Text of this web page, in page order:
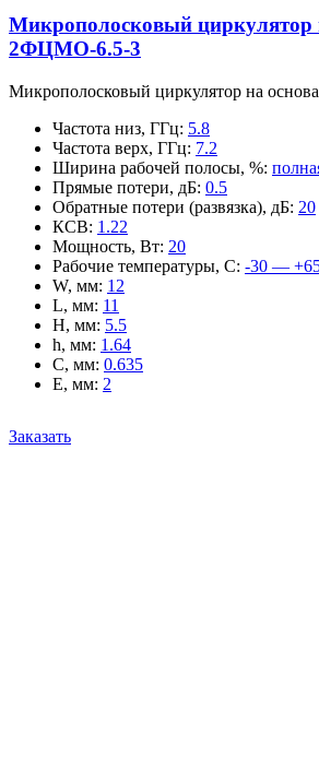
Микрополосковый циркулятор
2ФЦМО-6.5-3
Микрополосковый циркулятор на
Частота низ, ГГц: 5.8
Частота верх, ГГц: 7.2
Ширина рабочей полосы, %:
Прямые потери, дБ: 0.5
Обратные потери (развязка), дБ: 20
КСВ: 1.22
Мощность, Вт: 20
Рабочие температуры, С: -30 —
W, мм: 12
L, мм: 11
H, мм: 5.5
h, мм: 1.64
C, мм: 0.635
E, мм: 2
Заказать